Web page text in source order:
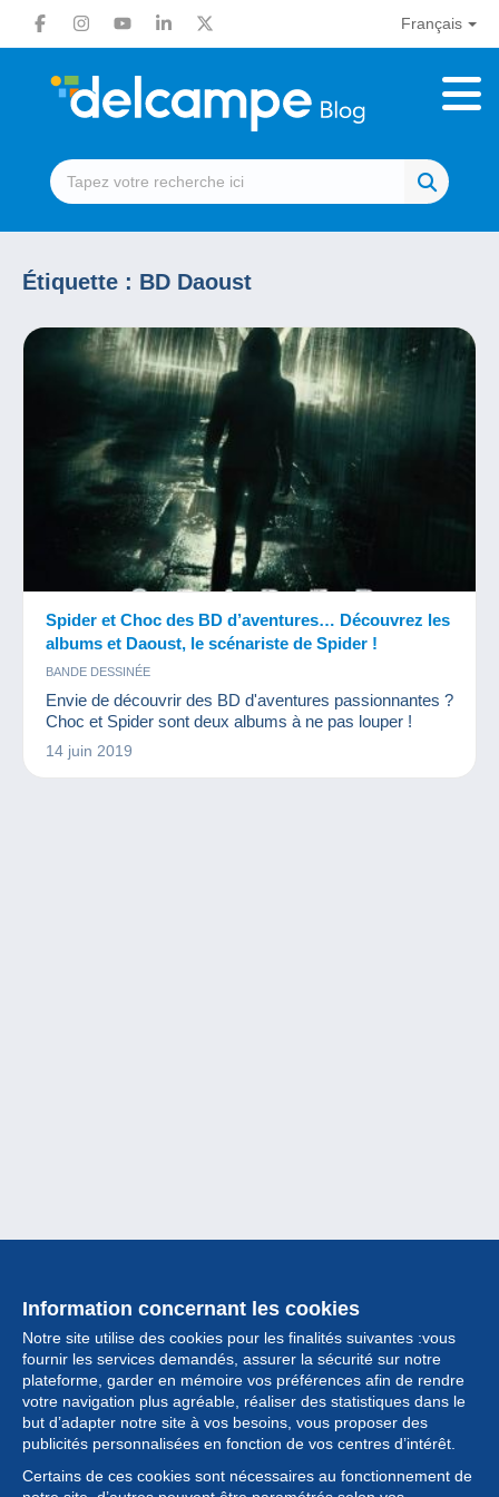
Français
Étiquette : BD Daoust
Spider et Choc des BD d’aventures… Découvrez les
albums et Daoust, le scénariste de Spider !
BANDE DESSINÉE
Envie de découvrir des BD d'aventures passionnantes ?
Choc et Spider sont deux albums à ne pas louper !
14 juin 2019
Information concernant les cookies
Notre site utilise des cookies pour les finalités suivantes :vous
fournir les services demandés, assurer la sécurité sur notre
plateforme, garder en mémoire vos préférences afin de rendre
votre navigation plus agréable, réaliser des statistiques dans le
but d’adapter notre site à vos besoins, vous proposer des
publicités personnalisées en fonction de vos centres d’intérêt.
Certains de ces cookies sont nécessaires au fonctionnement de
Collection
Actualités